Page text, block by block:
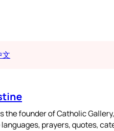
文
the founder of Catholic
prayers, quotes,